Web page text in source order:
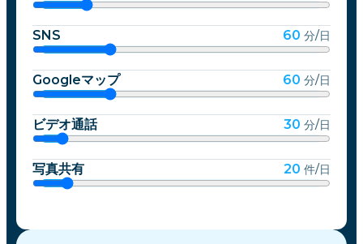
SNS 60 分/日
Googleマップ 60 分/日
ビデオ通話 30 分/日
写真共有 20 件/日